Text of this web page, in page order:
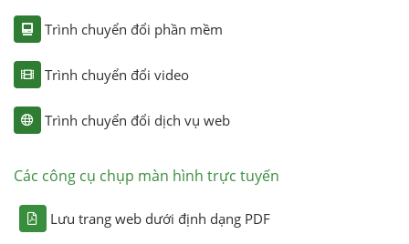
Trình chuyển đổi phần mềm
Trình chuyển đổi video
Trình chuyển đổi dịch vụ web
Các công cụ chụp màn hình trực tuyến
Lưu trang web dưới định dạng PDF